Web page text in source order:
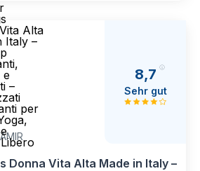
Alta
Italy –
e
–
per
8,7
Sehr gut
Donna Vita Alta Made in Italy –